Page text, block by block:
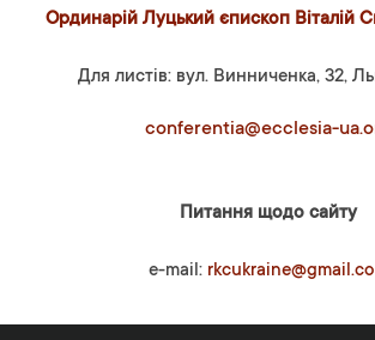
Ординарій Луцький єпископ Віталій
Для листів: вул. Винниченка, 32,
conferentia@ecclesia-
Питання щодо сайту
e-mail: